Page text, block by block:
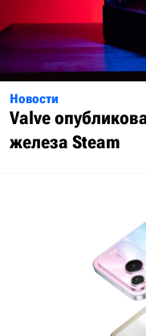
Новости
Valve
железа Steam